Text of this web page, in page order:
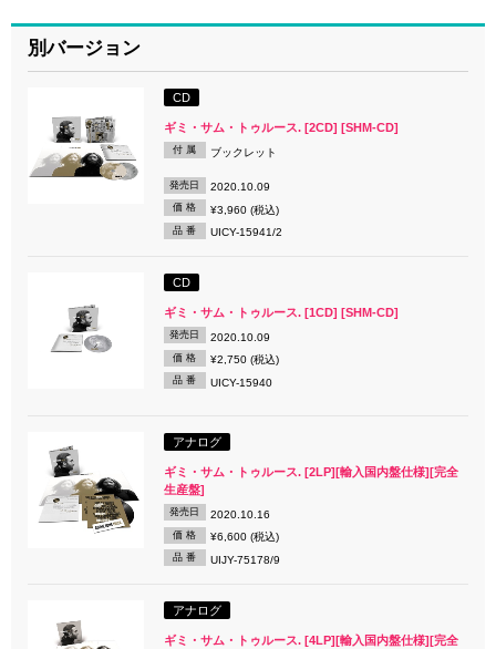
別バージョン
CD
ギミ・サム・トゥルース. [2CD] [SHM-CD]
付 属 ブックレット
発売日 2020.10.09
価 格 ¥3,960 (税込)
品 番 UICY-15941/2
CD
ギミ・サム・トゥルース. [1CD] [SHM-CD]
発売日 2020.10.09
価 格 ¥2,750 (税込)
品 番 UICY-15940
アナログ
ギミ・サム・トゥルース. [2LP][輸入国内盤仕様][完全
生産盤]
発売日 2020.10.16
価 格 ¥6,600 (税込)
品 番 UIJY-75178/9
アナログ
ギミ・サム・トゥルース. [4LP][輸入国内盤仕様][完全